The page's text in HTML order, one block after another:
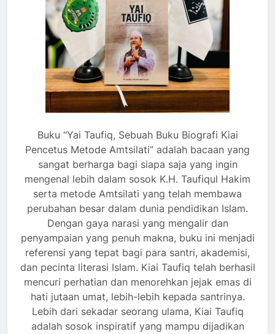
Buku “Yai Taufiq, Sebuah Buku Biografi Kiai
Pencetus Metode Amtsilati” adalah bacaan yang
sangat berharga bagi siapa saja yang ingin
mengenal lebih dalam sosok K.H. Taufiqul Hakim
serta metode Amtsilati yang telah membawa
perubahan besar dalam dunia pendidikan Islam.
Dengan gaya narasi yang mengalir dan
penyampaian yang penuh makna, buku ini menjadi
referensi yang tepat bagi para santri, akademisi,
dan pecinta literasi Islam. Kiai Taufiq telah berhasil
mencuri perhatian dan menorehkan jejak emas di
hati jutaan umat, lebih-lebih kepada santrinya.
Lebih dari sekadar seorang ulama, Kiai Taufiq
adalah sosok inspiratif yang mampu dijadikan